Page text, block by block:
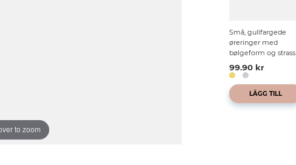
to zoom
Små, gullfargede
øreringer med
bølgeform og strass
99.90 kr
LÄGG TILL